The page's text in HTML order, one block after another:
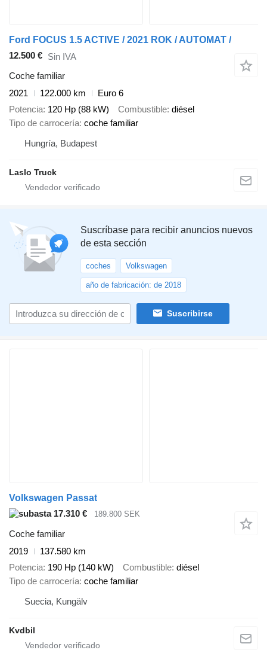
Ford FOCUS 1.5 ACTIVE / 2021 ROK / AUTOMAT /
12.500 € Sin IVA
Coche familiar
2021
122.000 km
Euro 6
Potencia 120 Hp (88 kW) Combustible diésel
Tipo de carrocería coche familiar
Hungría, Budapest
Laslo Truck
Suscríbase para recibir anuncios nuevos
de esta sección
coches Volkswagen
año de fabricación: de 2018
Suscribirse
Volkswagen Passat
17.310 €
189.800 SEK
Coche familiar
2019
137.580 km
Potencia 190 Hp (140 kW) Combustible diésel
Tipo de carrocería coche familiar
Suecia, Kungälv
Kvdbil